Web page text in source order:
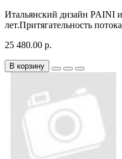
Итальянский дизайн PAINI и
лет.Притягательность
25 480.00 р.
В корзину